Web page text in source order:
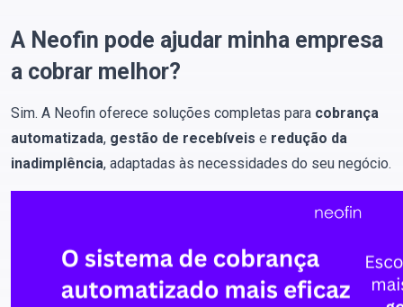
A Neofin pode ajudar minha empresa
a cobrar melhor?
Sim. A Neofin oferece soluções completas para cobrança
automatizada, gestão de recebíveis e redução da
inadimplência, adaptadas às necessidades do seu negócio.